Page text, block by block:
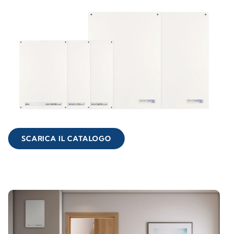
SCARICA IL CATALOGO